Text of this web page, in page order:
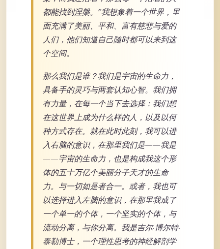
都能找到涅槃。”我想象着一个世界，里
面充满了美丽、平和、富有慈悲与爱的
人们，他们知道自己随时都可以来到这
个空间。
那么我们是谁？我们是宇宙的生命力，
具备手的灵巧与两套认知心智。我们拥
有力量，在每一个当下去选择：我们想
在这世界上成为什么样的人，以及以何
种方式存在。就在此时此刻，我可以进
入右脑的意识，在那里我们是——我是
——宇宙的生命力，也是构成我这个形
体的五十万亿个美丽分子天才的生命
力。与一切如是者合一。或者，我也可
以选择进入左脑的意识，在那里我成了
一个单一的个体，一个坚实的个体，与
流动分离，与你分离。我是吉尔·博尔特·
泰勒博士，一个理性思考的神经解剖学